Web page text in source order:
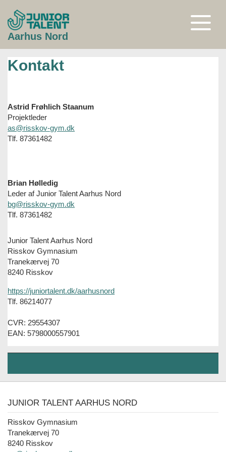
indhold
Aarhus Nord
Åben
Kontakt
Astrid Frøhlich Staanum
Projektleder
as@risskov-gym.dk
Tlf. 87361482
Brian Hølledig
Leder af Junior Talent Aarhus Nord
bg@risskov-gym.dk
Tlf. 87361482
Junior Talent Aarhus Nord
Risskov Gymnasium
Tranekærvej 70
8240 Risskov
https://juniortalent.dk/aarhusnord
Tlf. 86214077
CVR: 29554307
EAN: 5798000557901
JUNIOR TALENT AARHUS NORD
Risskov Gymnasium
Tranekærvej 70
8240 Risskov